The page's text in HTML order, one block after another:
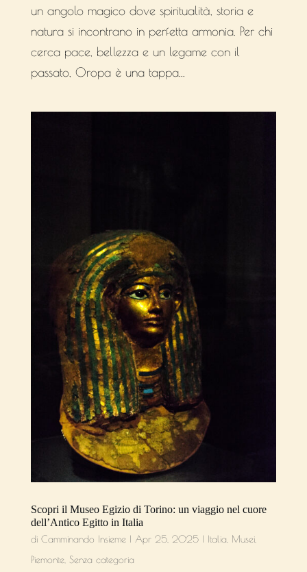
un angolo magico dove spiritualità, storia e
natura si incontrano in perfetta armonia. Per chi
cerca pace, bellezza e un legame con il
passato, Oropa è una tappa...
Scopri il Museo Egizio di Torino: un viaggio nel cuore
dell’Antico Egitto in Italia
di Camminando Insieme| Apr 25, 2025| Italia Musei,
Piemonte, Senza categoria